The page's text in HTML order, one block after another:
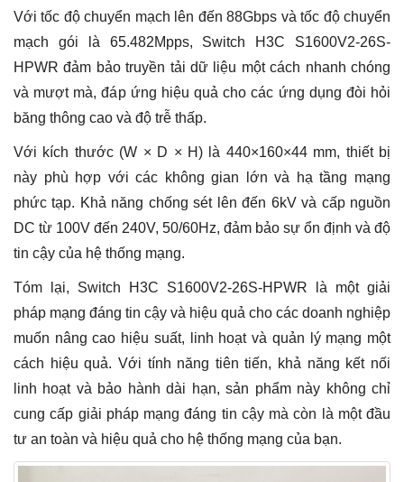
Với tốc độ chuyển mạch lên đến 88Gbps và tốc độ chuyển
mạch gói là 65.482Mpps, Switch H3C S1600V2-26S-
HPWR đảm bảo truyền tải dữ liệu một cách nhanh chóng
và mượt mà, đáp ứng hiệu quả cho các ứng dụng đòi hỏi
băng thông cao và độ trễ thấp.
Với kích thước (W × D × H) là 440×160×44 mm, thiết bị
này phù hợp với các không gian lớn và hạ tầng mạng
phức tạp. Khả năng chống sét lên đến 6kV và cấp nguồn
DC từ 100V đến 240V, 50/60Hz, đảm bảo sự ổn định và độ
tin cậy của hệ thống mạng.
Tóm lại, Switch H3C S1600V2-26S-HPWR là một giải
pháp mạng đáng tin cậy và hiệu quả cho các doanh nghiệp
muốn nâng cao hiệu suất, linh hoạt và quản lý mạng một
cách hiệu quả. Với tính năng tiên tiến, khả năng kết nối
linh hoạt và bảo hành dài hạn, sản phẩm này không chỉ
cung cấp giải pháp mạng đáng tin cậy mà còn là một đầu
tư an toàn và hiệu quả cho hệ thống mạng của bạn.